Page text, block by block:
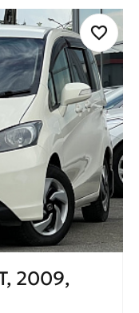
2009,